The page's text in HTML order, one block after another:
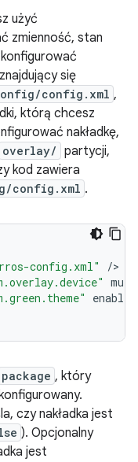
użyć
zmienność, stan
się
config.xml ,
którą chcesz
nakładkę,
overlay/ partycji,
kod zawiera
config.xml .
rros-config.xml" /
enabled
package , który
czy nakładka jest
). Opcjonalny
jest